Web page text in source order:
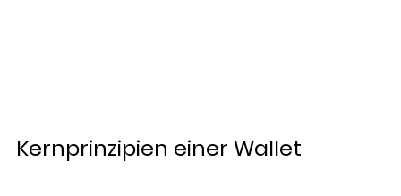
Kernprinzipien einer Wallet